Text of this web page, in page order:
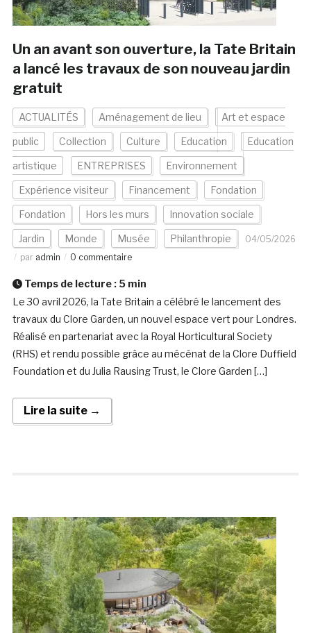
Un an avant son ouverture, la Tate Britain
a lancé les travaux de son nouveau jardin
gratuit
ACTUALITÉS Aménagement de lieu Art et espace
public Collection Culture Education Education
artistique ENTREPRISES Environnement
Expérience visiteur Financement Fondation
Fondation Hors les murs Innovation sociale
Jardin Monde Musée Philanthropie
04/05/2026
par admin 0 commentaire
Temps de lecture : 5 min
Le 30 avril 2026, la Tate Britain a célébré le lancement des
travaux du Clore Garden, un nouvel espace vert pour Londres.
Réalisé en partenariat avec la Royal Horticultural Society
(RHS) et rendu possible grâce au mécénat de la Clore Duffield
Foundation et du Julia Rausing Trust, le Clore Garden […]
Lire la suite →